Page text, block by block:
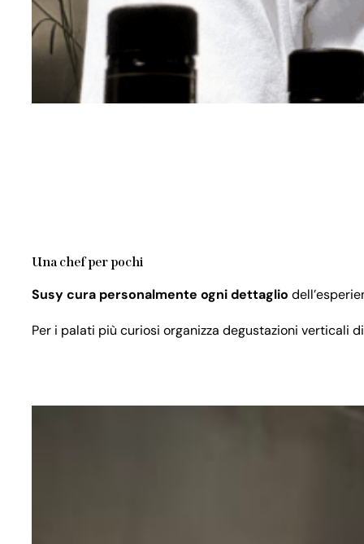
Una chef per pochi
Susy cura personalmente ogni dettaglio
Per i palati più curiosi organizza degustazioni verticali